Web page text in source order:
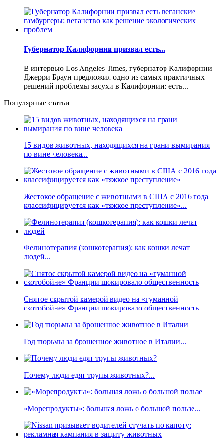
Губернатор Калифорнии призвал есть...
В интервью Los Angeles Times, губернатор Калифорнии
Джерри Браун предложил одно из самых практичных
решений проблемы засухи в Калифорнии: есть...
Популярные статьи
15 видов животных, находящихся на грани вымирания
по вине человека...
Жестокое обращение с животными в США с 2016 года
классифицируется как «тяжкое преступление»...
Фелинотерапия (кошкотерапия): как кошки лечат
людей...
Снятое скрытой камерой видео на «гуманной
скотобойне» Франции шокировало общественность...
Год тюрьмы за брошенное животное в Италии...
Почему люди едят трупы животных?...
«Морепродукты»: большая ложь о большой пользе...